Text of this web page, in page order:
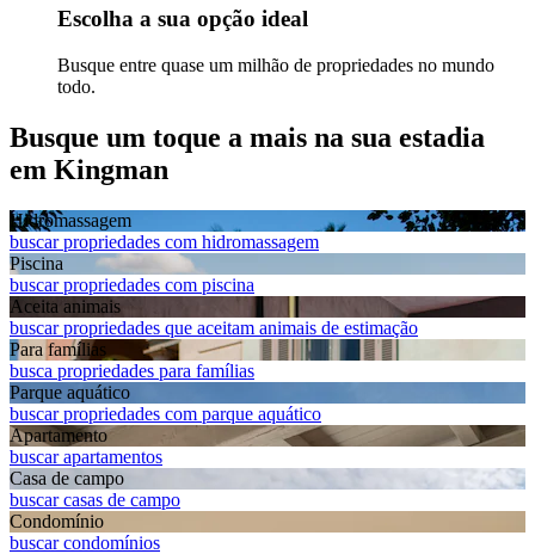
Escolha a sua opção ideal
Busque entre quase um milhão de propriedades no mundo
todo.
Busque um toque a mais na sua estadia
em Kingman
Hidromassagem
buscar propriedades com hidromassagem
Piscina
buscar propriedades com piscina
Aceita animais
buscar propriedades que aceitam animais de estimação
Para famílias
busca propriedades para famílias
Parque aquático
buscar propriedades com parque aquático
Apart­amento
buscar apartamentos
Casa de campo
buscar casas de campo
Condomínio
buscar condomínios